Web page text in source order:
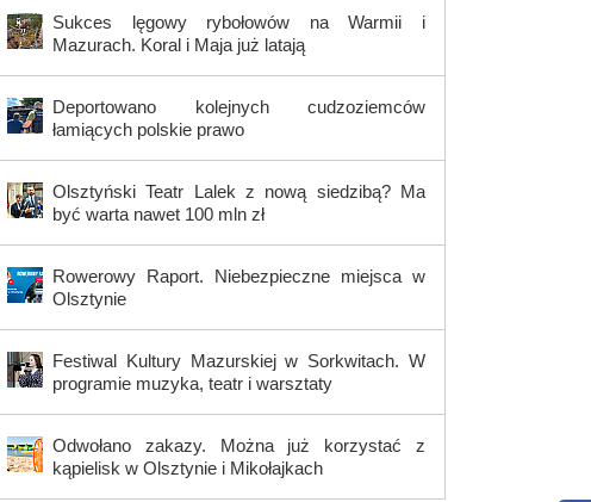
Sukces lęgowy rybołowów na Warmii i
Mazurach. Koral i Maja już latają
Deportowano kolejnych cudzoziemców
łamiących polskie prawo
Olsztyński Teatr Lalek z nową siedzibą? Ma
być warta nawet 100 mln zł
Rowerowy Raport. Niebezpieczne miejsca w
Olsztynie
Festiwal Kultury Mazurskiej w Sorkwitach. W
programie muzyka, teatr i warsztaty
Odwołano zakazy. Można już korzystać z
kąpielisk w Olsztynie i Mikołajkach